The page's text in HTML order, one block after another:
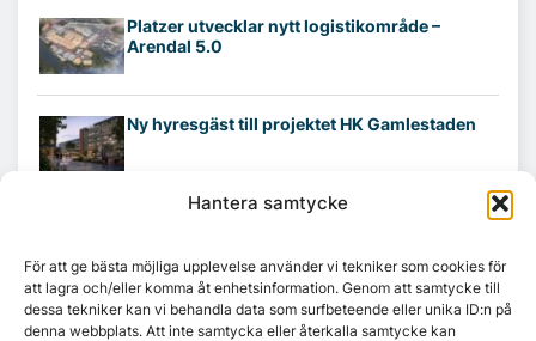
Hantera samtycke
För att ge bästa möjliga upplevelse använder vi tekniker som cookies för
att lagra och/eller komma åt enhetsinformation. Genom att samtycke till
dessa tekniker kan vi behandla data som surfbeteende eller unika ID:n på
denna webbplats. Att inte samtycka eller återkalla samtycke kan
Platzer utvecklar nytt logistikområde –
Arendal 5.0
Ny hyresgäst till projektet HK Gamlestaden
Tandem Health flyttar till Kungsgatan